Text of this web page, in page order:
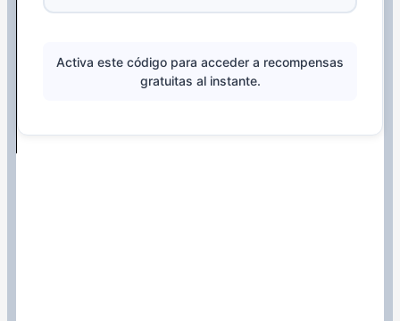
Activa este código para acceder a recompensas
gratuitas al instante.